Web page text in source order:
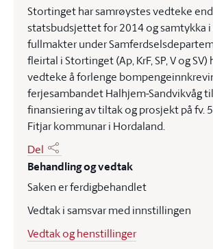
Stortinget har samrøystes vedteke
statsbudsjettet for 2014 og samtykka i
fullmakter under
fleirtal i Stortinget (Ap, KrF, SP, V og SV)
vedteke å forlenge
ferjesambandet Halhjem-Sandvikvåg
finansiering av tiltak og prosjekt på fv.
Fitjar kommunar i Hordaland.
Del
Behandling og vedtak
Saken er ferdigbehandlet
Vedtak i samsvar med innstillingen
Vedtak og henstillinger